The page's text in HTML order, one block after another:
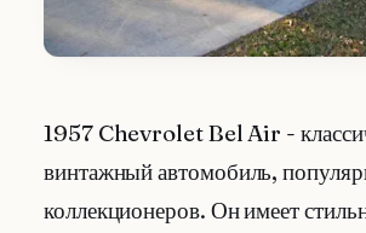
1957 Chevrolet Bel Air -
винтажный автомобиль,
коллекционеров. Он имеет